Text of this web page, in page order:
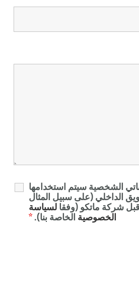
الشخصية سيتم استخدامها
الداخلي (على سبيل المثال
شركة ماتكو (وفقالسياسة
الخصوصيةالخاصة بنا).*